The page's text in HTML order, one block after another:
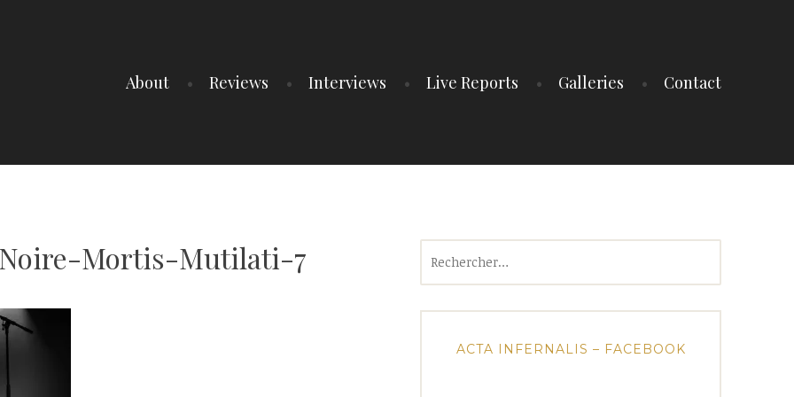
About Reviews Interviews Live Reports Galleries Contact
Mortis-Mutilati-7
ACTA INFERNALIS – FACEBOOK